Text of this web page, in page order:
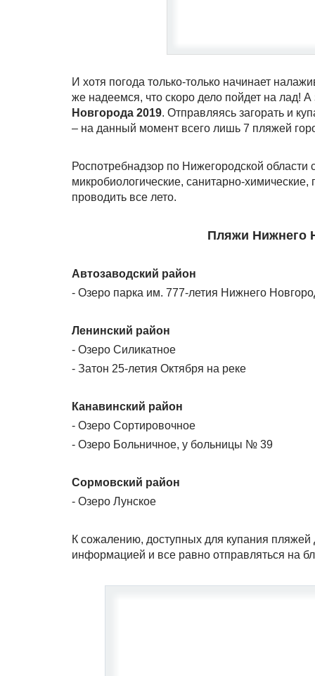
И хотя погода только-только начинает
же надеемся, что скоро дело пойдет на лад!
Новгорода 2019. Отправляясь загорать и
– на данный момент всего лишь 7 пляжей
Роспотребнадзор по Нижегородской
микробиологические, санитарно-химические,
проводить все лето.
Пляжи Нижнего
Автозаводский район
- Озеро парка им. 777-летия Нижнего
Ленинский район
- Озеро Силикатное
- Затон 25-летия Октября на реке
Канавинский район
- Озеро Сортировочное
- Озеро Больничное, у больницы № 39
Сормовский район
- Озеро Лунское
К сожалению, доступных для купания пляжей
информацией и все равно отправляться на